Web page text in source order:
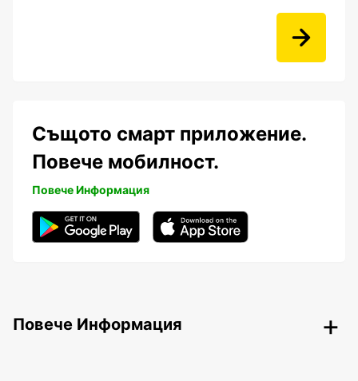
Същото смарт приложение.
Повече мобилност.
Повече Информация
Повече Информация